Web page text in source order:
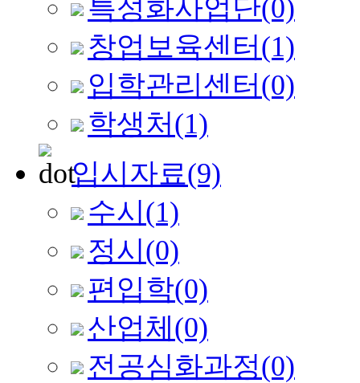
특성화사업단(0)
창업보육센터 (1)
입학관리센터 (0)
학생처 (1)
입시자료(9)
수시 (1)
정시 (0)
편입학(0)
산업체 (0)
전공심화과정(0)